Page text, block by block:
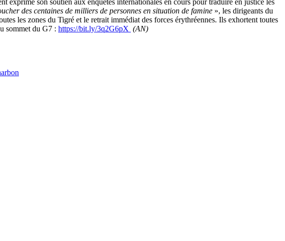
exprimé son soutien aux enquêtes internationales en cours pour traduire en justice les
des centaines de milliers de personnes en situation de famine », les dirigeants du
les zones du Tigré et le retrait immédiat des forces érythréennes. Ils exhortent toutes
sommet du G7 : https://bit.ly/3q2G6pX (AN)